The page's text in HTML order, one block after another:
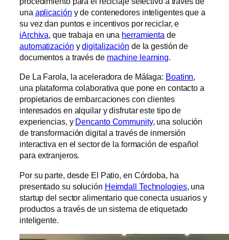
una aplicación y de contenedores inteligentes que a
su vez dan puntos e incentivos por reciclar, e
iArchiva, que trabaja en una herramienta de
automatización ydigitalización de la gestión de
documentos a través de machine learning.
De La Farola, la aceleradora de Málaga: Boatinn,
una plataforma colaborativa que pone en contacto a
propietarios de embarcaciones con clientes
interesados en alquilar y disfrutar este tipo de
experiencias, y Dencanto Community, una solución
de transformación digital a través de inmersión
interactiva en el sector de la formación de español
para extranjeros.
Por su parte, desde El Patio, en Córdoba, ha
presentado su solución Heimdall Technologies, una
startup del sector alimentario que conecta usuarios y
productos a través de un sistema de etiquetado
inteligente.